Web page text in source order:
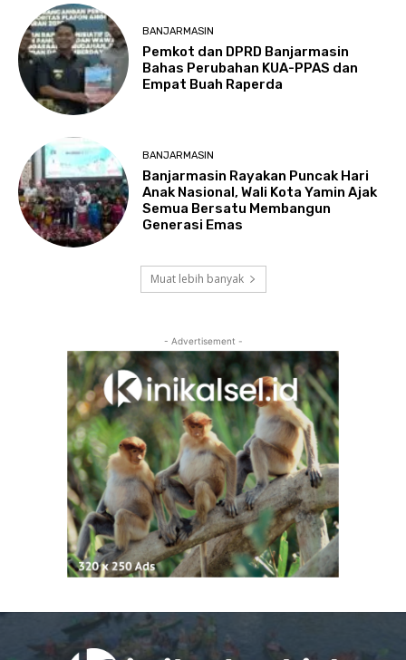
BANJARMASIN
Pemkot dan DPRD Banjarmasin
Bahas Perubahan KUA-PPAS dan
Empat Buah Raperda
BANJARMASIN
Banjarmasin Rayakan Puncak Hari
Anak Nasional, Wali Kota Yamin Ajak
Semua Bersatu Membangun
Generasi Emas
Muat lebih banyak
- Advertisement -